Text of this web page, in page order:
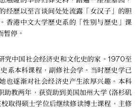
经歷以至言谈间处处流露「女汉子」的胆
香港中文大学歷史系的「性别与歷史」课
暂停。
究中国社会经济史和文化史的家。1970至
系本科课程，副修社会学。当时歷史学已
也逐渐对社会经济史产生浓厚兴趣。本科
助教两年，获资助到美国加州大学 (洛杉矶
取得硕士学位后继续修读博士课程，主修